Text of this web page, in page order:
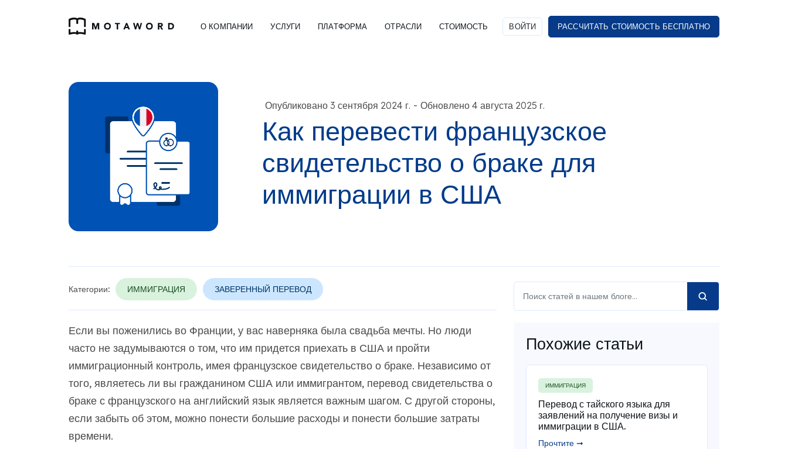
О КОМПАНИИ УСЛУГИ ПЛАТФОРМА ОТРАСЛИ СТОИМОСТЬ ВОЙТИ РАССЧИТАТЬ СТОИМОСТЬ БЕСПЛАТНО
Опубликовано 3 сентября 2024 г. - Обновлено 4 августа 2025 г.
Как перевести французское
свидетельство о браке для
иммиграции в США
Категории: ИММИГРАЦИЯ ЗАВЕРЕННЫЙ ПЕРЕВОД
Если вы поженились во Франции, у вас наверняка была свадьба мечты. Но люди
часто не задумываются о том, что им придется приехать в США и пройти
иммиграционный контроль, имея французское свидетельство о браке. Независимо от
того, являетесь ли вы гражданином США или иммигрантом, перевод свидетельства о
браке с французского на английский язык является важным шагом. С другой стороны,
если забыть об этом, можно понести большие расходы и понести большие затраты
времени.
Похожие статьи
ИММИГРАЦИЯ
Перевод с тайского языка для
заявлений на получение визы и
иммиграции в США.
Прочтите ➞